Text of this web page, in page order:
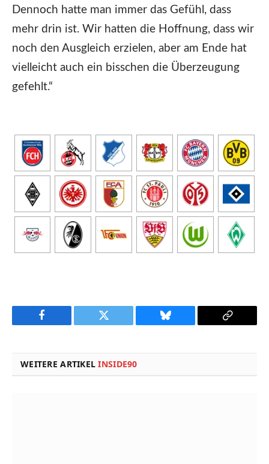
Dennoch hatte man immer das Gefühl, dass
mehr drin ist. Wir hatten die Hoffnung, dass wir
noch den Ausgleich erzielen, aber am Ende hat
vielleicht auch ein bisschen die Überzeugung
gefehlt.“
Facebook Twitter Bluesky
Copy
WEITERE ARTIKELINSIDE90